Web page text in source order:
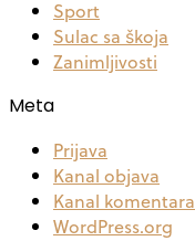
Sport
Sulac sa škoja
Zanimljivosti
Meta
Prijava
Kanal objava
Kanal komentara
WordPress.org